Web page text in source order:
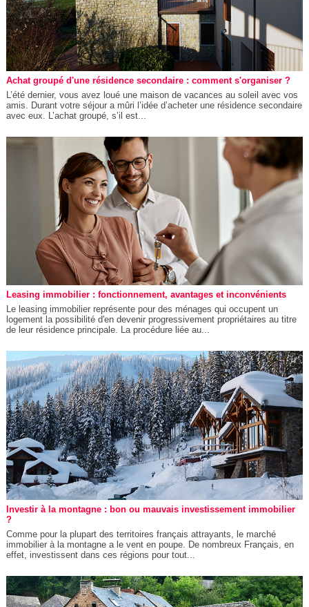
Achat groupé d'une résidence secondaire : comment s'organiser ?
L’été dernier, vous avez loué une maison de vacances au soleil avec vos
amis. Durant votre séjour a mûri l’idée d’acheter une résidence secondaire
avec eux. L’achat groupé, s’il est...
Leasing immobilier : fonctionnement, avantages et inconvénients
Le leasing immobilier représente pour des ménages qui occupent un
logement la possibilité d'en devenir progressivement propriétaires au titre
de leur résidence principale. La procédure liée au...
Investir à la montagne : bon ou mauvais investissement immobilier
?
Comme pour la plupart des territoires français attrayants, le marché
immobilier à la montagne a le vent en poupe. De nombreux Français, en
effet, investissent dans ces régions pour tout...